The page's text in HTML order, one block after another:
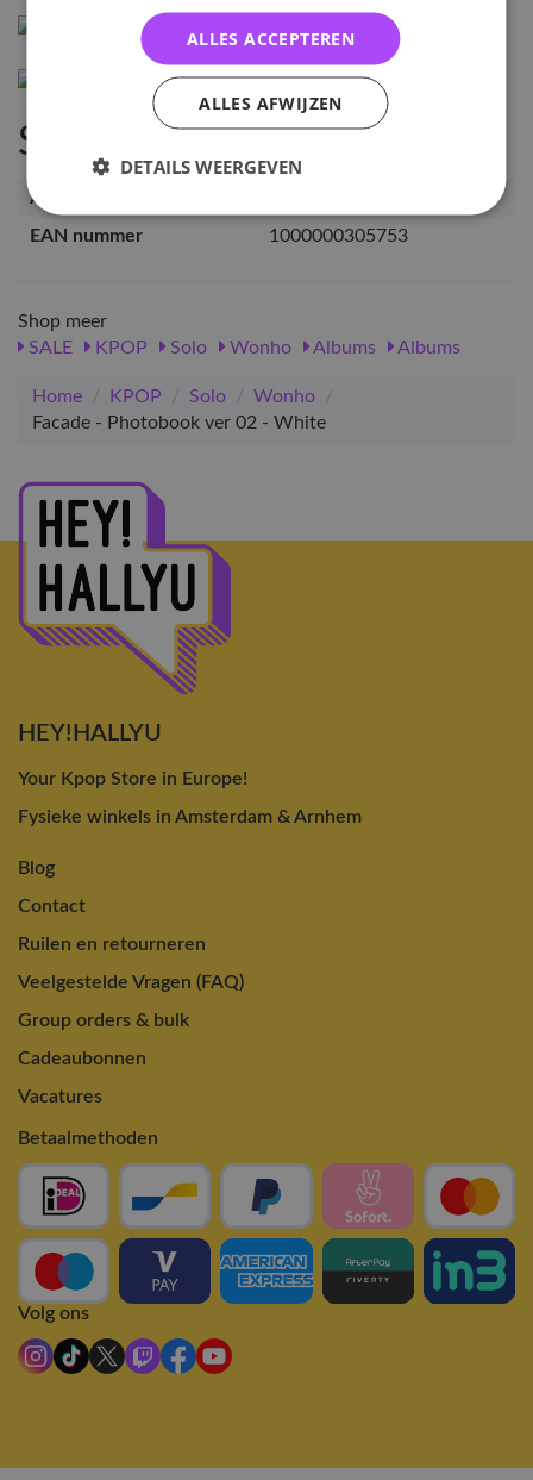
Specificaties
Artikelnummer
EAN nummer
1000000305753
Shop meer
SALE
KPOP Solo Wonho Albums Albums
Home / KPOP / Solo / Wonho
/
Facade - Photobook ver 02 - White
HEY!HALLYU
Your Kpop Store in Europe!
Fysieke winkels in Amsterdam & Arnhem
Blog
Contact
Ruilen en retourneren
Veelgestelde Vragen (FAQ)
Group orders & bulk
Cadeaubonnen
Vacatures
Betaalmethoden
Volg ons
ALLES ACCEPTEREN
ALLES AFWIJZEN
DETAILS WEERGEVEN